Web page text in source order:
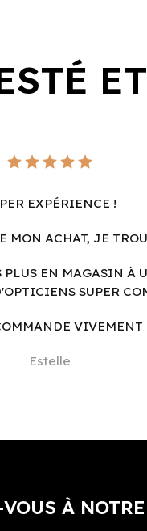
EXPÉRIENCE !
MON ACHAT, JE
EN MAGASIN
SUPER
VIVEMENT
Estelle
À